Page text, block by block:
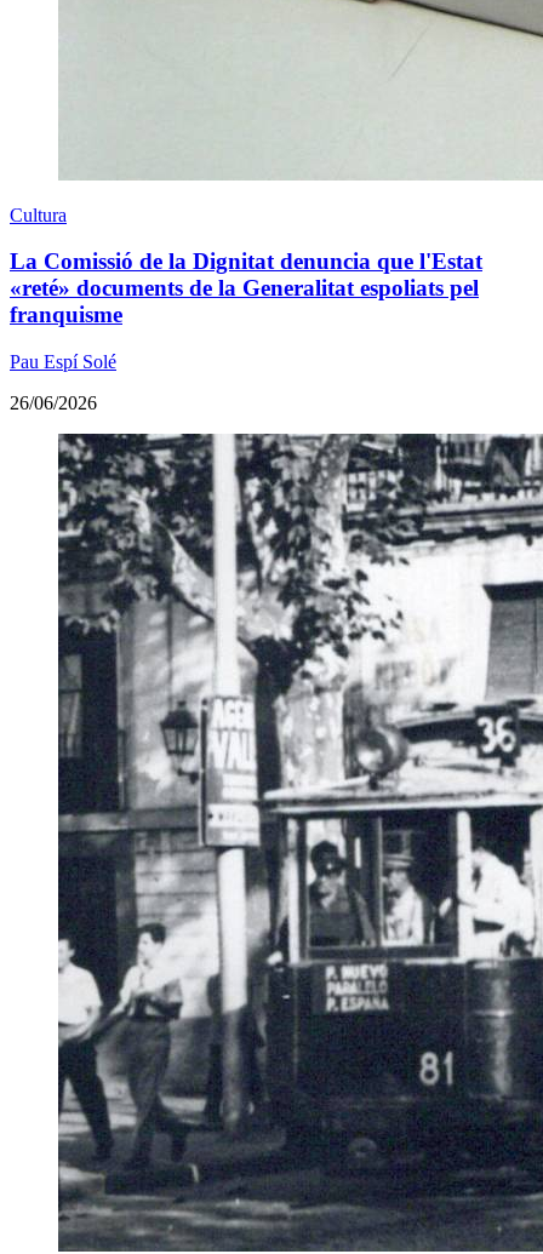
Cultura
La Comissió de la Dignitat denuncia que l'Estat
«reté» documents de la Generalitat espoliats pel
franquisme
Pau Espí Solé
26/06/2026